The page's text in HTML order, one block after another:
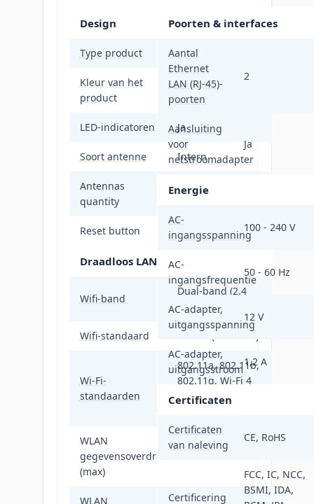
Design
Type product Netwerkrouter
Kleur van het
product
Wit
LED-indicatoren Ja
Soort antenne Intern
Antennas
quantity
4
Reset button Ja
Draadloos LAN
Wifi-band
Dual-band (2.4
GHz / 5 GHz)
Wifi-standaard Wi-Fi 5 (802.11ac)
Wi-Fi-
standaarden
802.11a, 802.11b,
802.11g, Wi-Fi 4
(802.11n), Wi-Fi 5
WLAN
gegevensoverdrachtsnelheid
(max)
1267 Mbit/s
WLAN
Poorten & interfaces
Aantal
Ethernet
LAN (RJ-45)-
poorten
2
Aansluiting
voor
netstroomadapter
Ja
Energie
AC-
ingangsspanning
100 - 240 V
AC-
ingangsfrequentie
50 - 60 Hz
AC-adapter,
uitgangsspanning
12 V
AC-adapter,
uitgangsstroom
1,2 A
Certificaten
Certificaten
van naleving
CE, RoHS
Certificering
FCC, IC, NCC,
BSMI, IDA,